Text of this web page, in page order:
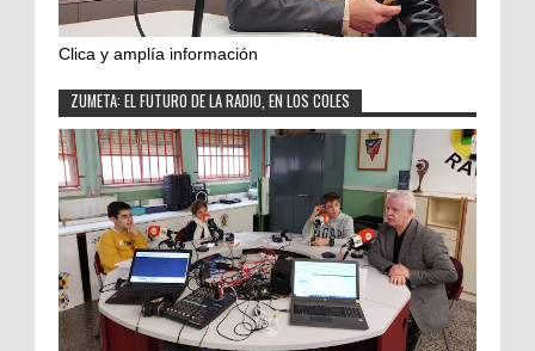
Clica y amplía información
ZUMETA: EL FUTURO DE LA RADIO, EN LOS COLES